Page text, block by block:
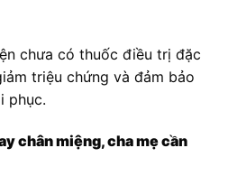
chưa có thuốc điều trị đặc
triệu chứng và đảm bảo
phục.
chân miệng, cha mẹ cần